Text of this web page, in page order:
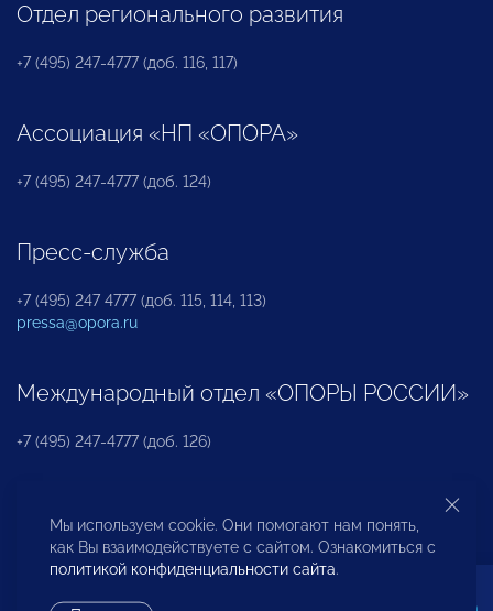
Отдел регионального развития
+7 (495) 247-4777 (доб. 116, 117)
Ассоциация «НП «ОПОРА»
+7 (495) 247-4777 (доб. 124)
Пресс-служба
+7 (495) 247 4777 (доб. 115, 114, 113)
pressa@opora.ru
Международный отдел «ОПОРЫ РОССИИ»
+7 (495) 247-4777 (доб. 126)
Бюро по защите прав предпринимателей и
инвесторов
Мы используем cookie. Они помогают нам понять,
как Вы взаимодействуете с сайтом. Ознакомиться с
политикой конфиденциальности сайта.